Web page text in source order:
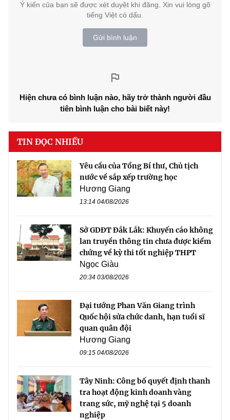
Ý kiến của bạn sẽ được xét duyệt khi đăng. Xin vui lòng gõ
tiếng Việt có dấu.
Gửi bình luận
Hiện chưa có bình luận nào, hãy trở thành người đầu
tiên bình luận cho bài biết này!
TIN ĐỌC NHIỀU
Yêu cầu của Tổng Bí thư, Chủ tịch
nước về sắp xếp trường học
Hương Giang
13:14 04/08/2026
Sở GDĐT Đắk Lắk: Khuyến cáo không
lan truyền thông tin chưa được kiểm
chứng về kỳ thi tốt nghiệp THPT
Ngọc Giàu
20:34 03/08/2026
Đại tướng Phan Văn Giang trình
Quốc hội sửa chức danh, hạn tuổi sĩ
quan quân đội
Hương Giang
09:15 04/08/2026
Tây Ninh: Công bố quyết định thanh
tra hoạt động kinh doanh vàng
trang sức, mỹ nghệ tại 5 doanh
nghiệp